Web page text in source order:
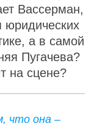
Вассерман,
юридических
а в самой
Пугачева?
на сцене?
что она –